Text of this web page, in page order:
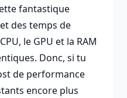
fantastique
des temps de
le GPU et la RAM
Donc, si tu
de performance
encore plus